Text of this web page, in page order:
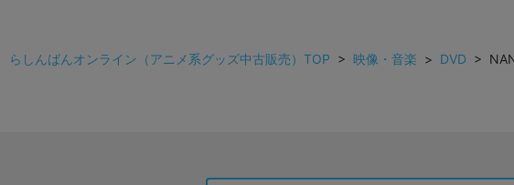
らしんばんオンライン（アニメ系グッズ中古販売）TOP > 映像・音楽 > DVD >